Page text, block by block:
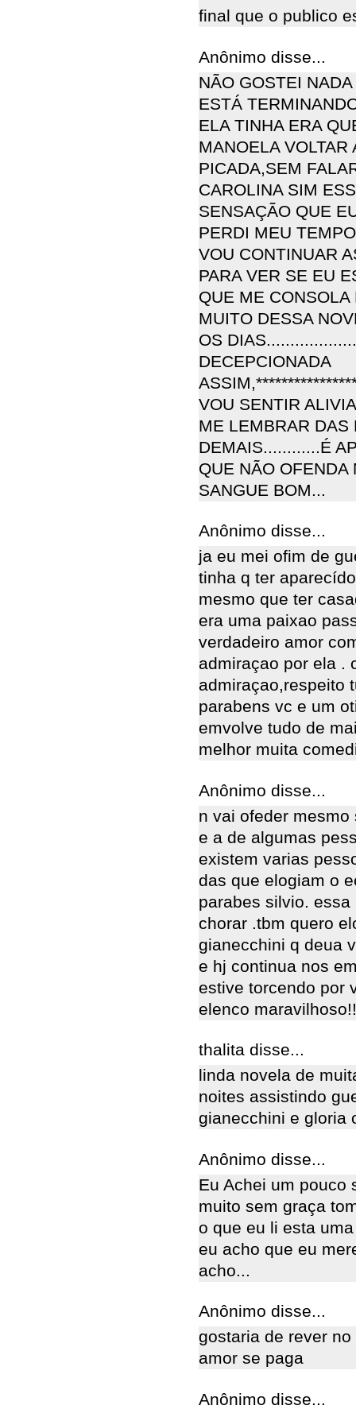
final que o publico
Anônimo disse...
NÃO GOSTEI
ESTÁ
ELA TINHA ERA
MANOELA
PICADA,SEM
CAROLINA SIM
SENSAÇÃO QUE
PERDI MEU
VOU CONTINUAR
PARA VER SE EU
QUE ME
MUITO DESSA
OS
DECEPCIONADA
VOU SENTIR
ME LEMBRAR DAS
DEMAIS............É
QUE NÃO
SANGUE BOM...
Anônimo disse...
ja eu mei ofim de
tinha q ter
mesmo que ter
era uma paixao
verdadeiro amor
admiraçao por ela .
admiraçao,respeito
parabens vc e um
emvolve tudo de
melhor muita
Anônimo disse...
n vai ofeder
e a de algumas
existem varias
das que elogiam o
parabes silvio.
chorar .tbm quero
gianecchini q deua
e hj continua nos
estive torcendo por
elenco
thalita disse...
linda novela de
noites assistindo
gianecchini e gloria
Anônimo disse...
Eu Achei um pouco
muito sem graça
o que eu li esta
eu acho que eu
acho...
Anônimo disse...
gostaria de rever
amor se paga
Anônimo disse...